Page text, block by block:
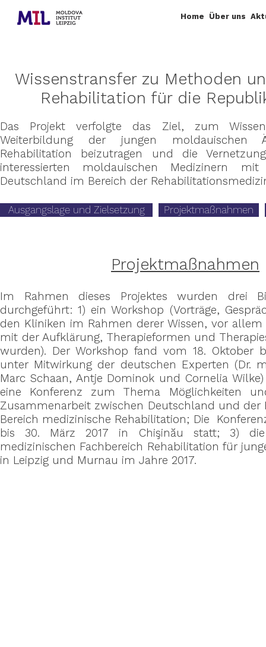
Home Über uns
Wissenstransfer zu Methoden
Rehabilitation für die
Das Projekt verfolgte das Ziel, zum
Weiterbildung der jungen moldauischen
Rehabilitation beizutragen und die
interessierten moldauischen Medizinern
Deutschland im Bereich der
Ausgangslage und Zielsetzung Projektmaßnahmen
Projektmaßnahmen
Im Rahmen dieses Projektes wurden drei
durchgeführt: 1) ein Workshop (Vorträge,
den Kliniken im Rahmen derer Wissen, vor
mit der Aufklärung, Therapieformen und
wurden). Der Workshop fand vom 18. Oktober
unter Mitwirkung der deutschen Experten (Dr.
Marc Schaan, Antje Dominok und Cornelia
eine Konferenz zum Thema Möglichkeiten
Zusammenarbeit zwischen Deutschland und
Bereich medizinische Rehabilitation; Die
bis 30. März 2017 in Chişinău statt; 3)
medizinischen Fachbereich Rehabilitation für
in Leipzig und Murnau im Jahre 2017.